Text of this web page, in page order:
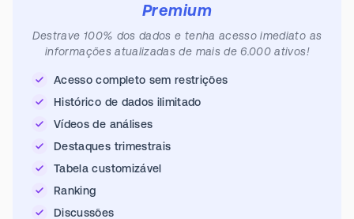
Premium
Destrave 100% dos dados e tenha acesso imediato as
informações atualizadas de mais de 6.000 ativos!
Acesso completo sem restrições
Histórico de dados ilimitado
Vídeos de análises
Destaques trimestrais
Tabela customizável
Ranking
Discussões